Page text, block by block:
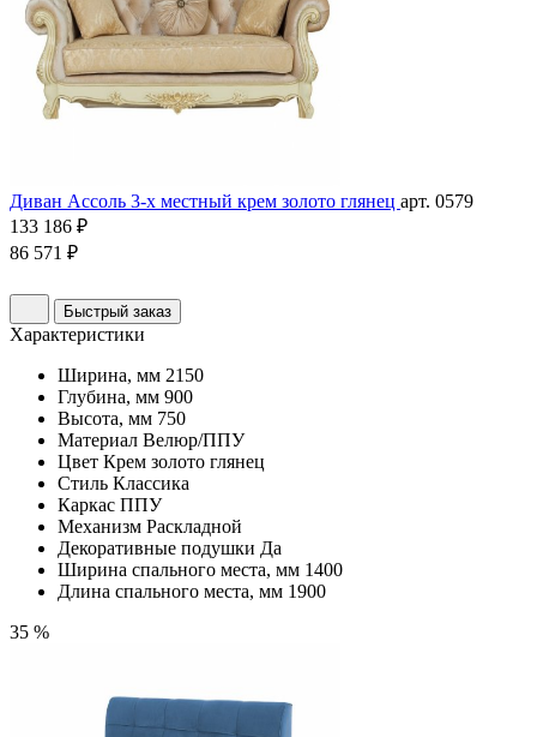
Диван Ассоль 3-х местный крем золото глянец арт. 0579
133 186 ₽
86 571 ₽
Быстрый заказ
Характеристики
Ширина, мм 2150
Глубина, мм 900
Высота, мм 750
Материал Велюр/ППУ
Цвет Крем золото глянец
Стиль Классика
Каркас ППУ
Механизм Раскладной
Декоративные подушки Да
Ширина спального места, мм 1400
Длина спального места, мм 1900
35 %